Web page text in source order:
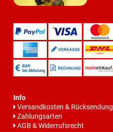
Info
Versandkosten & Rücksendung
Zahlungsarten
AGB & Widerrufsrecht